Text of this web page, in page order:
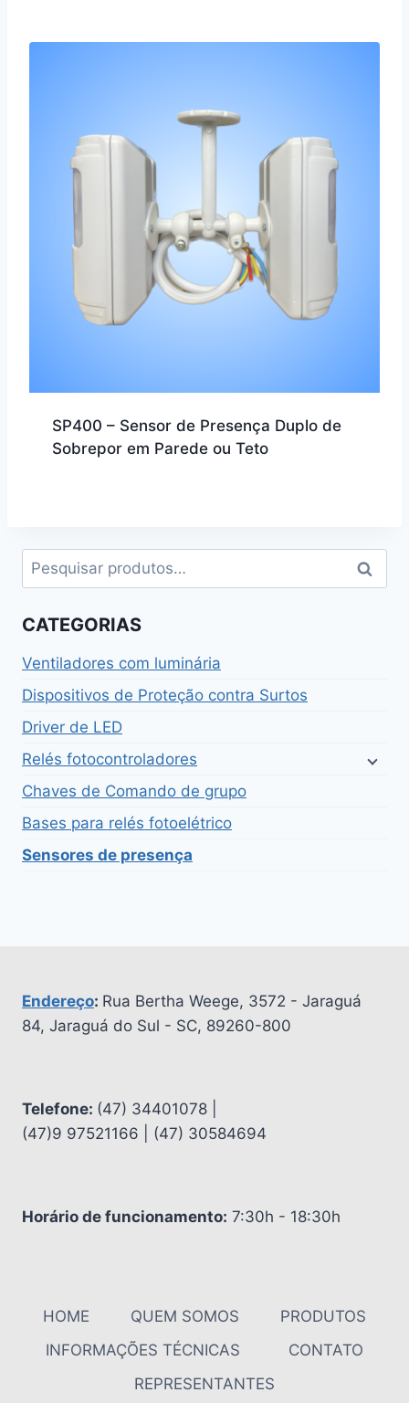
SP400 – Sensor de Presença Duplo de
Sobrepor em Parede ou Teto
Pesquisar
por:
CATEGORIAS
Ventiladores com luminária
Dispositivos de Proteção contra Surtos
Driver de LED
Relés fotocontroladores
Chaves de Comando de grupo
Bases para relés fotoelétrico
Sensores de presença
Endereço: Rua Bertha Weege, 3572 - Jaraguá
84, Jaraguá do Sul - SC, 89260-800
Telefone: (47) 34401078 |
(47)9 97521166 | (47) 30584694
Horário de funcionamento: 7:30h - 18:30h
HOME QUEM SOMOS
PRODUTOS
INFORMAÇÕES TÉCNICAS
CONTATO
REPRESENTANTES